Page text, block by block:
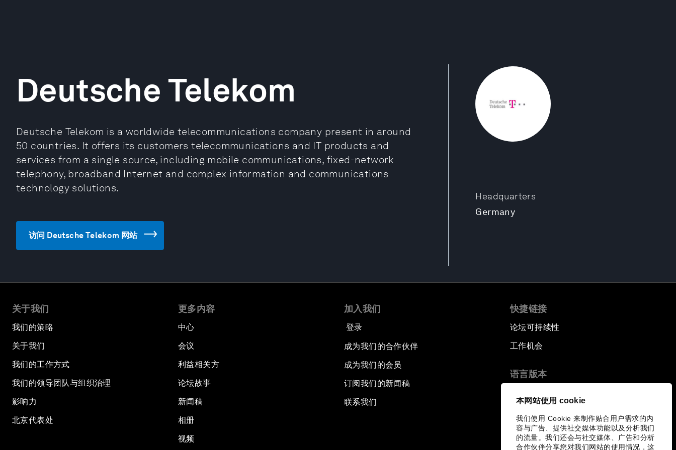
本网站使用 cookie
我们使用 Cookie 来制作贴合用户需求的内
容与广告、提供社交媒体功能以及分析我们
的流量。我们还会与社交媒体、广告和分析
合作伙伴分享您对我们网站的使用情况，这
Headquarters
Germany
Deutsche Telekom
Deutsche Telekom is a worldwide telecommunications company present in around
50 countries. It offers its customers telecommunications and IT products and
services from a single source, including mobile communications, fixed-network
telephony, broadband Internet and complex information and communications
technology solutions.
访问 Deutsche Telekom 网站
关于我们
我们的策略
关于我们
我们的工作方式
我们的领导团队与组织治理
影响力
北京代表处
更多内容
中心
会议
利益相关方
论坛故事
新闻稿
相册
视频
加入我们
登录
成为我们的合作伙伴
成为我们的会员
订阅我们的新闻稿
联系我们
快捷链接
论坛可持续性
工作机会
语言版本